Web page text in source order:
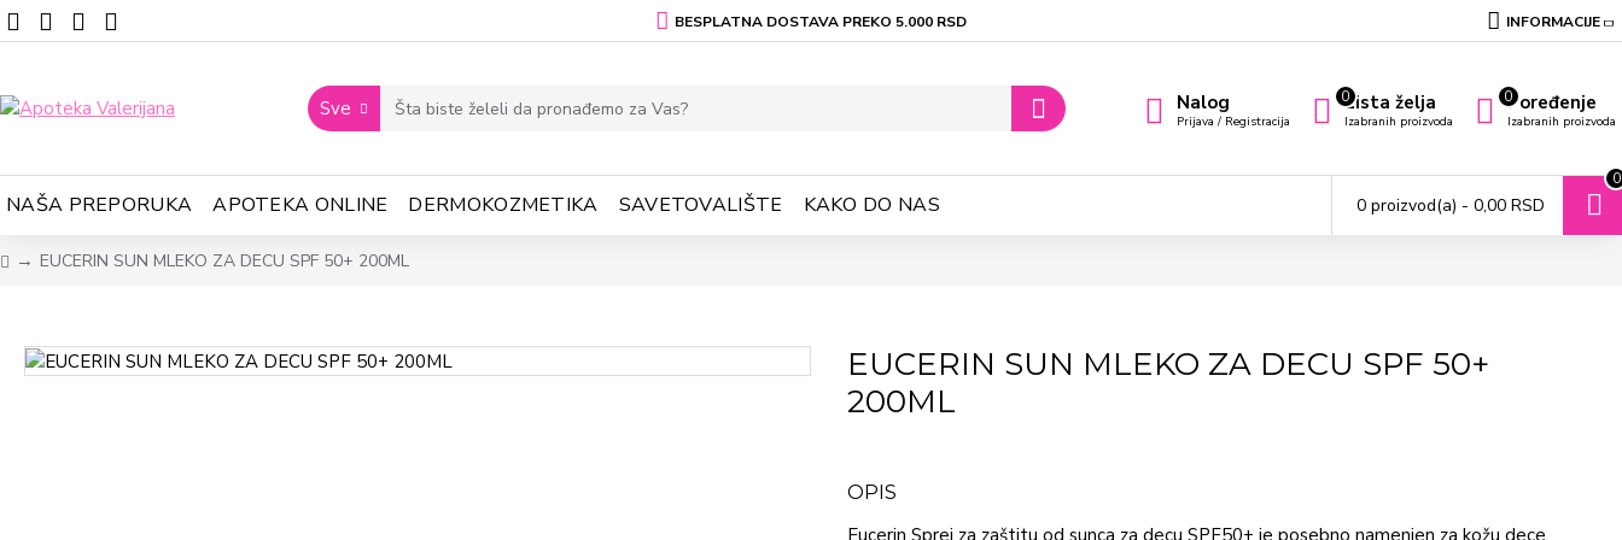
BESPLATNA DOSTAVA PREKO 5.000 RSD INFORMACIJE
Sve Nalog
Prijava / Registracija
Lista želja
Izabranih proizvoda
0 Poređenje
Izabranih proizvoda
0
NAŠA PREPORUKA APOTEKA ONLINE DERMOKOZMETIKA SAVETOVALIŠTE KAKO DO NAS 0 proizvod(a) - 0,00 RSD
0
EUCERIN SUN MLEKO ZA DECU SPF 50+ 200ML
EUCERIN SUN MLEKO ZA DECU SPF 50+
200ML
OPIS
Eucerin Sprej za zaštitu od sunca za decu SPF50+ je posebno namenjen za kožu dece